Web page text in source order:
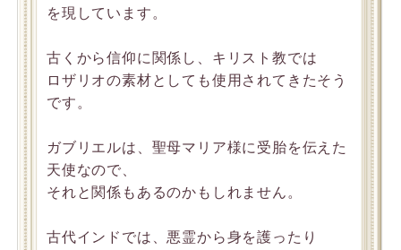
を現しています。
古くから信仰に関係し、キリスト教では
ロザリオの素材としても使用されてきたそう
です。
ガブリエルは、聖母マリア様に受胎を伝えた
天使なので、
それと関係もあるのかもしれません。
古代インドでは、悪霊から身を護ったり